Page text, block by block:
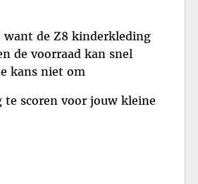
want de Z8 kinderkleding
de voorraad kan snel
kans niet om
scoren voor jouw kleine